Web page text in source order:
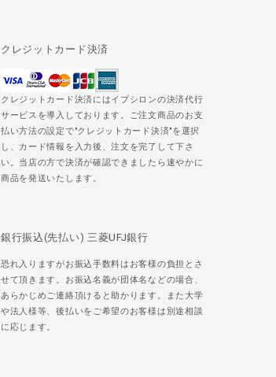
クレジットカード決済
クレジットカード決済にはイプシロンの決済代行
サービスを導入しております。ご注文商品のお支
払い方法の設定で"クレジットカード決済"を選択
し、カード情報を入力後、注文を完了して下さ
い。当店の方で決済が確認できましたら速やかに
商品を発送いたします。
銀行振込(先払い) 三菱UFJ銀行
恐れ入りますがお振込手数料はお客様の負担とさ
せて頂きます。お振込名義が団体名などの場合、
あらかじめご連絡頂けると助かります。また大学
や法人様等、後払いをご希望のお客様は別途相談
に応じます。